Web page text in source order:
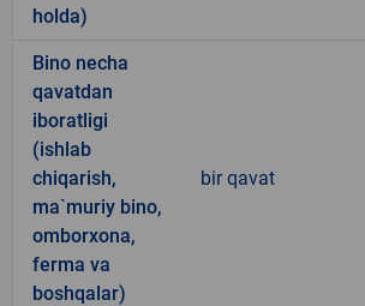
holda)
Bino necha
qavatdan
iboratligi
(ishlab
chiqarish,
ma`muriy bino,
omborxona,
ferma va
boshqalar)
bir qavat